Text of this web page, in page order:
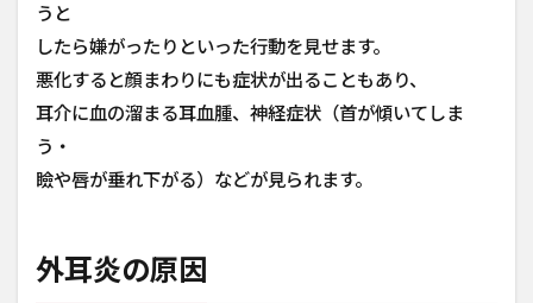
耳
炎
に
な
り
い
4
うと
したら嫌がったりといった行動を見せます。
悪化すると顔まわりにも症状が出ることもあり、
耳介に血の溜まる耳血腫、神経症状（首が傾いてしま
う・
瞼や唇が垂れ下がる）などが見られます。
外耳炎の原因